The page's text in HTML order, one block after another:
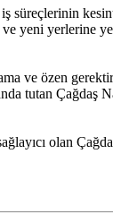
süreçlerinin
ve yeni yerlerine
ve özen
tutan Çağdaş
olan